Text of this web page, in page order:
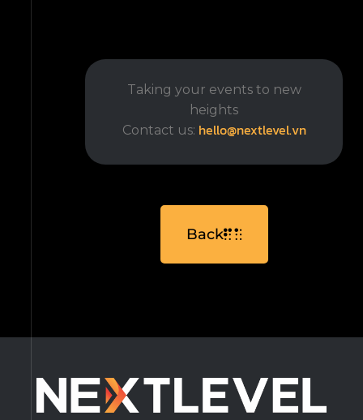
Taking your events to new
heights
Contact us: hello@nextlevel.vn
Back